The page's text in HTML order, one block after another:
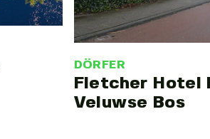
DÖRFER
Fletcher Hotel
Veluwse Bos